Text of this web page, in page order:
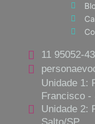
11 95052-
Unidade 1:
Francisco -
Unidade 2:
Salto/SP